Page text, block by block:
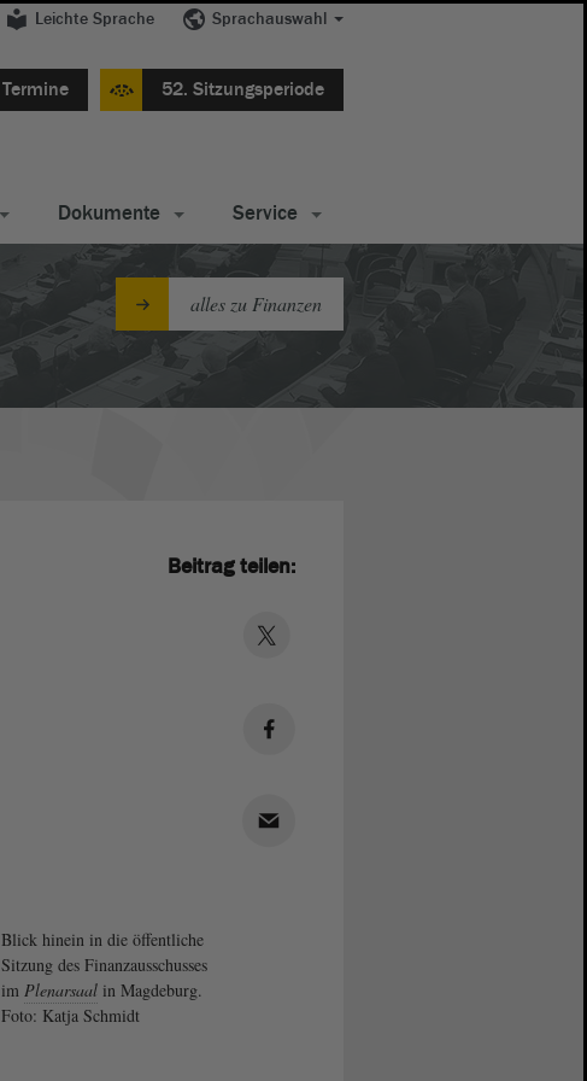
Leichte Sprache Sprachauswahl
Termine 52. Sitzungsperiode
Dokumente Service
alles zu Finanzen
Blick hinein in die öffentliche
Sitzung des Finanzausschusses
im Plenarsaalin Magdeburg.
Foto: Katja Schmidt
Beitrag teilen: